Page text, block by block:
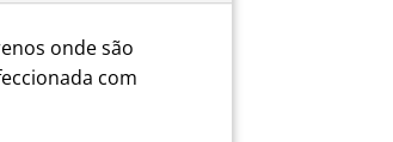
onde são
com